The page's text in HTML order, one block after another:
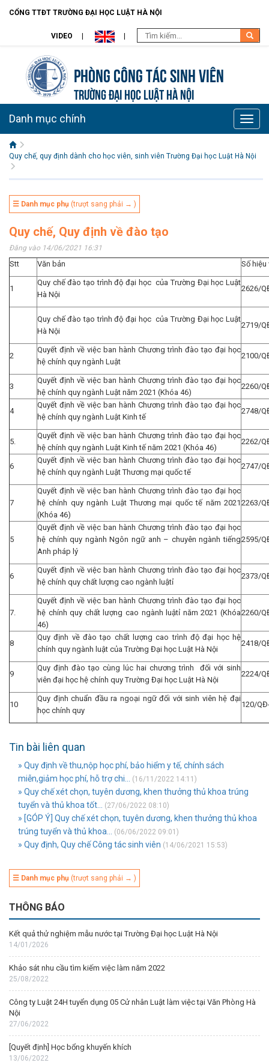
CỔNG TTĐT TRƯỜNG ĐẠI HỌC LUẬT HÀ NỘI
VIDEO
Phòng Công tác sinh viên
TRƯỜNG ĐẠI HỌC LUẬT HÀ NỘI
Toggle
Danh mục chính
Quy chế, quy định dành cho học viên, sinh viên Trường Đại học Luật Hà Nội
☰ Danh mục phụ (trượt sang phải → )
Quy chế, Quy định về đào tạo
Đăng vào 14/06/2021 16:31
Stt Văn bản Số hiệu
1
Quy chế đào tạo trình độ đại học của Trường Đại học Luật
Hà Nội
2626/
Quy chế đào tạo trình độ đại học của Trường Đại học Luật
Hà Nội
2719/
2
Quyết định về việc ban hành Chương trình đào tạo đại học
hệ chính quy ngành Luật
2100/
3
Quyết định về việc ban hành Chương trình đào tạo đại học
hệ chính quy ngành Luật năm 2021 (Khóa 46)
2260/
4
Quyết định về việc ban hành Chương trình đào tạo đại học
hệ chính quy ngành Luật Kinh tế
2748/
5.
Quyết định về việc ban hành Chương trình đào tạo đại học
hệ chính quy ngành Luật Kinh tế năm 2021 (Khóa 46)
2262/
6
Quyết định về việc ban hành Chương trình đào tạo đại học
hệ chính quy ngành Luật Thương mại quốc tế
2747/
7
Quyết định về việc ban hành Chương trình đào tạo đại học
hệ chính quy ngành Luật Thương mại quốc tế năm 2021
(Khóa 46)
2263/
5
Quyết định về việc ban hành Chương trình đào tạo đại học
hệ chính quy ngành Ngôn ngữ anh – chuyên ngành tiếng
Anh pháp lý
2595/
6
Quyết định về việc ban hành Chương trình đào tạo đại học
hệ chính quy chất lượng cao ngành luậtỉ
2373/
7.
Quyết định về việc ban hành Chương trình đào tạo đại học
hệ chính quy chất lượng cao ngành luậtỉ năm 2021 (Khóa
46)
2260/
8
Quy định về đào tạo chất lượng cao trình độ đại học hệ
chính quy ngành luật của Trường Đại học Luật Hà Nội
2418/
9
Quy định đào tạo cùng lúc hai chương trình đối với sinh
viên đại học hệ chính quy Trường Đại học Luật Hà Nội
2224/
10
Quy định chuẩn đầu ra ngoại ngữ đối với sinh viên hệ đại
học chính quy
120/
Tin bài liên quan
» Quy định về thu,nộp học phí, bảo hiểm y tế, chính sách
miễn,giảm học phí, hỗ trợ chi...
(16/11/2022 14:11)
» Quy chế xét chọn, tuyên dương, khen thưởng thủ khoa trúng
tuyển và thủ khoa tốt...
(27/06/2022 08:10)
» [GÓP Ý] Quy chế xét chọn, tuyên dương, khen thưởng thủ khoa
trúng tuyển và thủ khoa...
(06/06/2022 09:01)
» Quy định, Quy chế Công tác sinh viên (14/06/2021 15:53)
☰ Danh mục phụ (trượt sang phải → )
THÔNG BÁO
Kết quả thử nghiệm mẫu nước tại Trường Đại học Luật Hà Nội
14/01/2026
Khảo sát nhu cầu tìm kiếm việc làm năm 2022
25/08/2022
Công ty Luật 24H tuyển dụng 05 Cử nhân Luật làm việc tại Văn Phòng Hà
Nội
27/06/2022
[Quyết định] Học bổng khuyến khích
13/06/2022